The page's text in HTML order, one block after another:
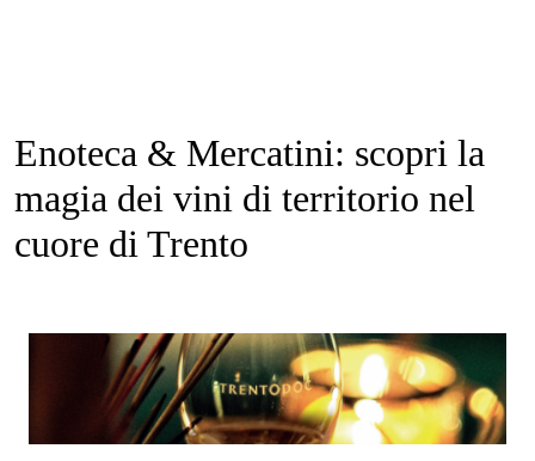
Enoteca & Mercatini: scopri la
magia dei vini di territorio nel
cuore di Trento